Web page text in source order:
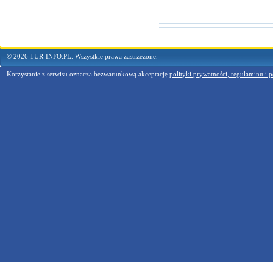
© 2026 TUR-INFO.PL. Wszystkie prawa zastrzeżone.
Korzystanie z serwisu oznacza bezwarunkową akceptację polityki prywatności, regulaminu i